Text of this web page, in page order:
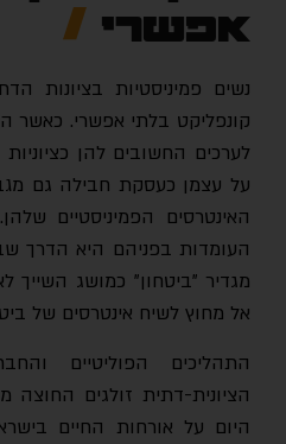
אפשרי
נשים פמיניסטיות בציונות
קונפליקט בלתי אפשרי. כאשר הן
לערכים החשובים להן כציוניות
על עצמן כעסקת חבילה גם
האינטרסים הפמיניסטיים שלהן.
העומדות בפניהם היא הדרך שבה
מגדיר "ביטחון" כמושג השייך
אל מחוץ לשיח אינטרסים של ביטחון
התהליכים הפוליטיים
הציונית-דתית זולגים החוצה
היום על אורחות החיים